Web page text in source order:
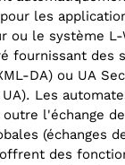
les
ou le système L-
fournissant des
DA) ou UA
UA). Les
l'échange
(échanges
des